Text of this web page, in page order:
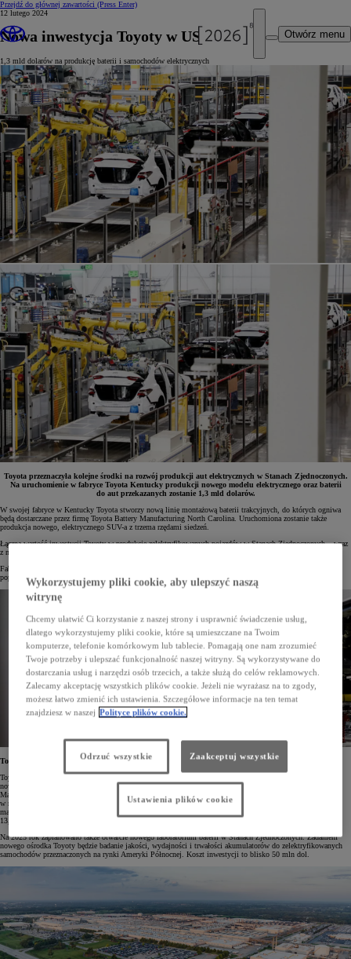
Przejdź do głównej zawartości (Press Enter)
Otwórz menu
12 lutego 2024
Nowa inwestycja Toyoty w USA
1,3 mld dolarów na produkcję baterii i samochodów elektrycznych
Toyota przeznaczyła kolejne środki na rozwój produkcji aut elektrycznych w Stanach Zjednoczonych.
Na uruchomienie w fabryce Toyota Kentucky produkcji nowego modelu elektrycznego oraz baterii
do aut przekazanych zostanie 1,3 mld dolarów.
W swojej fabryce w Kentucky Toyota stworzy nową linię montażową baterii trakcyjnych, do których ogniwa
będą dostarczane przez firmę Toyota Battery Manufacturing North Carolina. Uruchomiona zostanie także
produkcja nowego, elektrycznego SUV-a z trzema rzędami siedzeń.
Łączna wartość inwestycji Toyoty w produkcję zelektryfikowanych pojazdów w Stanach Zjednoczonych – wraz
z nowym projektem, którego koszt to 1,3 mld dolarów – sięgnie 17 mld dolarów.
Fabryka w Kentucky istnieje od 1986 roku i jest znana z montażu sedana Camry oraz wielu innych
popularnych modeli. Toyota zainwestowała w nią do tej pory prawie 10 mld dolarów.
Toyota zwiększa produkcję baterii w USA
Toyota intensywnie pracuje nad zwiększeniem produkcji baterii do zelektryfikowanych samochodów, tworząc
nowe fabryki oraz powiększając istniejące. Tak np. w 2022 roku rozpoczęła budowę zakładu Toyota Battery
Manufacturing North Carolina. Jest to pierwszy ośrodek firmy w Ameryce Północnej wyspecjalizowany
w montażu baterii trakcyjnych. Zakład zostanie uruchomiony w 2025 roku, a jego możliwości produkcyjne
mają wystarczyć dla 1,2 mln zelektryfikowanych pojazdów rocznie. Łączna wartość tej inwestycji wyniesie
13,9 mld dolarów.
Na 2025 rok zaplanowano także otwarcie nowego laboratorium baterii w Stanach Zjednoczonych. Zadaniem
nowego ośrodka Toyoty będzie badanie jakości, wydajności i trwałości akumulatorów do zelektryfikowanych
samochodów przeznaczonych na rynki Ameryki Północnej. Koszt inwestycji to blisko 50 mln dol.
Wykorzystujemy pliki cookie, aby ulepszyć naszą
witrynę
Chcemy ułatwić Ci korzystanie z naszej strony i usprawnić świadczenie usług,
dlatego wykorzystujemy pliki cookie, które są umieszczane na Twoim
komputerze, telefonie komórkowym lub tablecie. Pomagają one nam zrozumieć
Twoje potrzeby i ulepszać funkcjonalność naszej witryny. Są wykorzystywane do
dostarczania usług i narzędzi osób trzecich, a także służą do celów reklamowych.
Zalecamy akceptację wszystkich plików cookie. Jeżeli nie wyrażasz na to zgody,
możesz łatwo zmienić ich ustawienia. Szczegółowe informacje na ten temat
znajdziesz w naszej Polityce plików cookie.
Odrzuć wszystkie Zaakceptuj wszystkie
Ustawienia plików cookie